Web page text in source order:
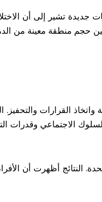
جديدة تشير إلى أن
حجم منطقة معينة من
القرارات والتحفيز.
الاجتماعي وقدرات
لفحص أدمغة 120 فردًا في الولايات المتحدة. النتائج